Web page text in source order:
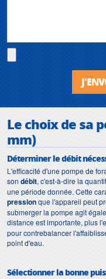
Le choix de sa
mm)
Déterminer le débit
L'efficacité d'une pompe de
son débit, c'est-à-dire la
une période donnée. Cette
pressionque l'appareil peut
submerger la pompe agit
distance est importante, plus
pour contrebalancer
point d'eau.
Sélectionner la bonne